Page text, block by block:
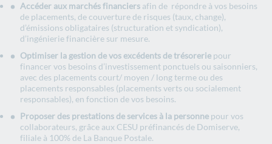
Accéder aux marchés financiers afin de répondre à vos besoins
de placements, de couverture de risques (taux, change),
d’émissions obligataires (structuration et syndication),
d’ingénierie financière sur mesure.
Optimiser la gestion de vos excédents de trésorerie pour
financer vos besoins d’investissement ponctuels ou saisonniers,
avec des placements court/ moyen / long terme ou des
placements responsables (placements verts ou socialement
responsables), en fonction de vos besoins.
Proposer des prestations de services à la personne pour vos
collaborateurs, grâce aux CESU préfinancés de Domiserve,
filiale à 100% de La Banque Postale.